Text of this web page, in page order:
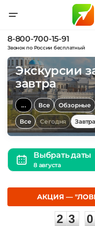
8-800-700-15-91
Звонок по России бесплатный
Экскурсии
завтра
... Все Обзорные
Все Сегодня Завтра
Выбрать даты
8 августа
АКЦИЯ —
2
2
3
3
0
0